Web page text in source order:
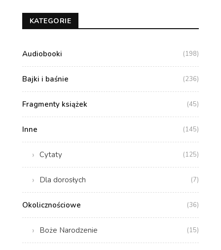
KATEGORIE
Audiobooki (198)
Bajki i baśnie (236)
Fragmenty książek (45)
Inne (145)
Cytaty (125)
Dla dorosłych (7)
Okolicznościowe (36)
Boże Narodzenie (15)